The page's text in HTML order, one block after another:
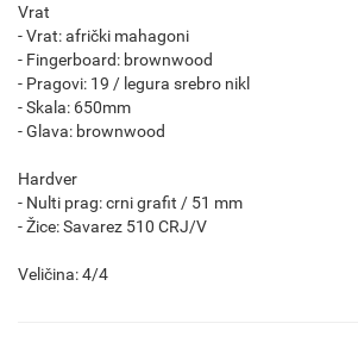
Vrat
- Vrat: afrički mahagoni
- Fingerboard: brownwood
- Pragovi: 19 / legura srebro nikl
- Skala: 650mm
- Glava: brownwood
Hardver
- Nulti prag: crni grafit / 51 mm
- Žice: Savarez 510 CRJ/V
Veličina: 4/4